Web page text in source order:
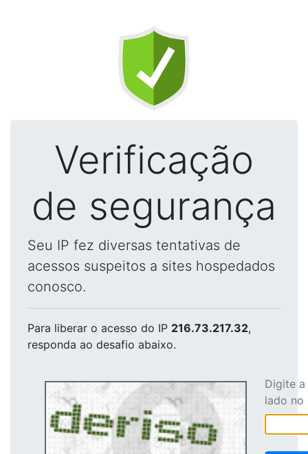
Verificação
de segurança
Seu IP fez diversas tentativas de
acessos suspeitos a sites hospedados
conosco.
Para liberar o acesso do IP 216.73.217.32,
responda ao desafio abaixo.
Digite
lado no